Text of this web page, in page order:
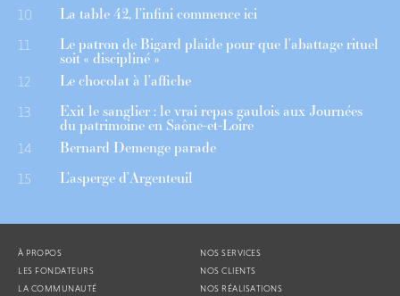
10 La table 42, l’infini commence ici
11 Le patron de Bigard plaide pour que l’abattage rituel
soit « discipliné »
12 Le chocolat à l’affiche
13 Exit le sanglier : le vrai repas gaulois aux Journées
du patrimoine en Saône-et-Loire
14 Bernard Demenge parade
15 L’asperge d’Argenteuil
À PROPOS
LES FONDATEURS
LA COMMUNAUTÉ
NOS SERVICES
NOS CLIENTS
NOS RÉALISATIONS